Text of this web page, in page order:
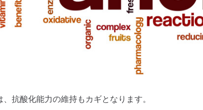
抗酸化能力の維持もカギとなります。